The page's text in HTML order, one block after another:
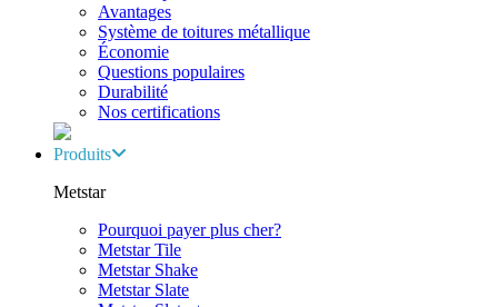
Avantages
Système de toitures métallique
Économie
Questions populaires
Durabilité
Nos certifications
Produits
Metstar
Pourquoi payer plus cher?
Metstar Tile
Metstar Shake
Metstar Slate